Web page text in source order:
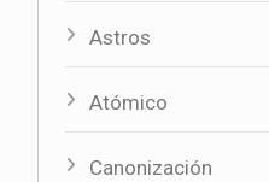
Astros
Atómico
Canonización